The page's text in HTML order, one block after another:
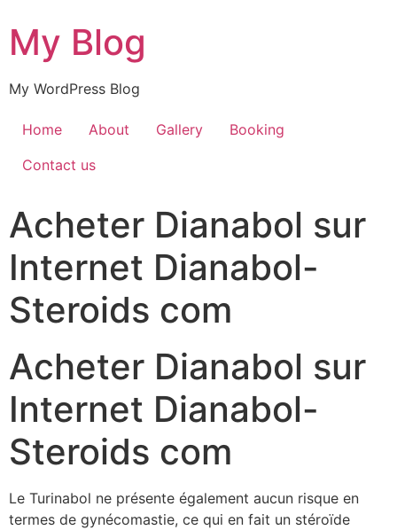
My Blog
My WordPress Blog
Home About Gallery
Booking
Contact us
Acheter Dianabol sur
Internet Dianabol-
Steroids com
Acheter Dianabol sur
Internet Dianabol-
Steroids com
Le Turinabol ne présente également aucun risque en
termes de gynécomastie, ce qui en fait un stéroïde